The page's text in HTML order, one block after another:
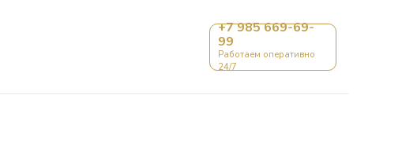
+7 985 669-69-
99
Работаем оперативно
24/7